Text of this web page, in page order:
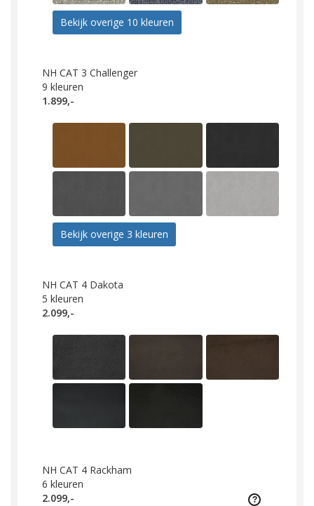
Bekijk overige 10 kleuren
NH CAT 3 Challenger
9 kleuren
1.899,-
Bekijk overige 3 kleuren
NH CAT 4 Dakota
5 kleuren
2.099,-
NH CAT 4 Rackham
6 kleuren
2.099,-